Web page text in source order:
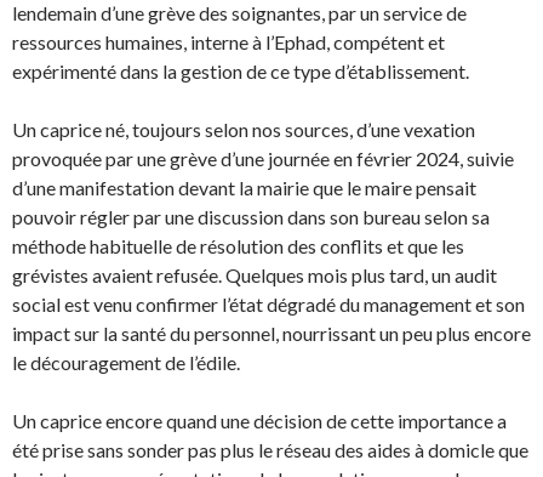
lendemain d’une grève des soignantes, par un service de
ressources humaines, interne à l’Ephad, compétent et
expérimenté dans la gestion de ce type d’établissement.
Un caprice né, toujours selon nos sources, d’une vexation
provoquée par une grève d’une journée en février 2024, suivie
d’une manifestation devant la mairie que le maire pensait
pouvoir régler par une discussion dans son bureau selon sa
méthode habituelle de résolution des conflits et que les
grévistes avaient refusée. Quelques mois plus tard, un audit
social est venu confirmer l’état dégradé du management et son
impact sur la santé du personnel, nourrissant un peu plus encore
le découragement de l’édile.
Un caprice encore quand une décision de cette importance a
été prise sans sonder pas plus le réseau des aides à domicle que